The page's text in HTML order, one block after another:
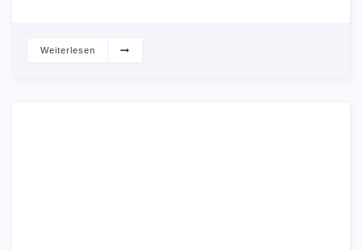
Weiterlesen